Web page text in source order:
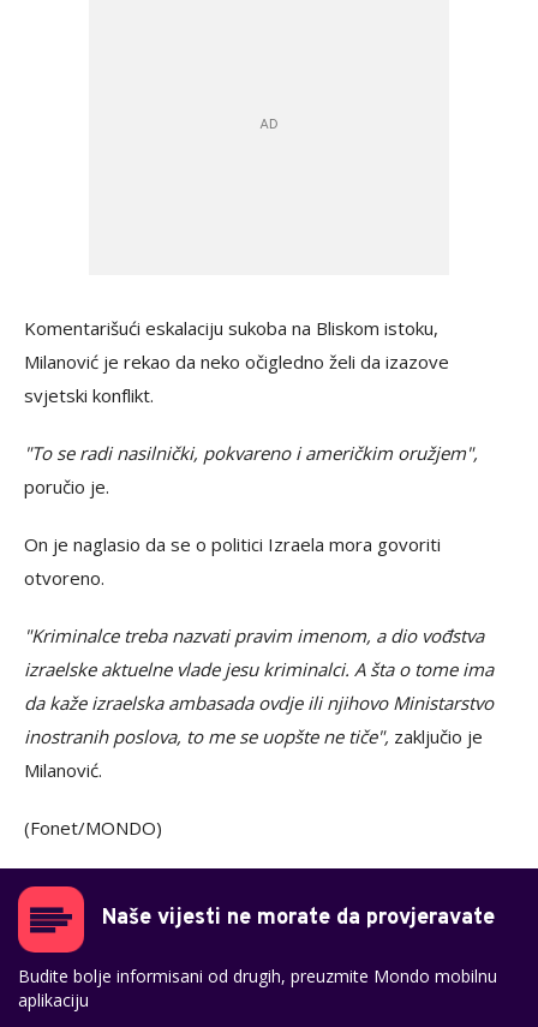
Komentarišući eskalaciju sukoba na Bliskom istoku,
Milanović je rekao da neko očigledno želi da izazove
svjetski konflikt.
"To se radi nasilnički, pokvareno i američkim oružjem",
poručio je.
On je naglasio da se o politici Izraela mora govoriti
otvoreno.
"Kriminalce treba nazvati pravim imenom, a dio vođstva
izraelske aktuelne vlade jesu kriminalci. A šta o tome ima
da kaže izraelska ambasada ovdje ili njihovo Ministarstvo
inostranih poslova, to me se uopšte ne tiče", zaključio je
Milanović.
(Fonet/MONDO)
Naše vijesti ne morate da provjeravate
Budite bolje informisani od drugih, preuzmite Mondo mobilnu
aplikaciju